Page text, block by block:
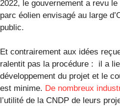
2022, le gouvernement a revu
parc éolien envisagé au large
public.
Et contrairement aux idées
ralentit pas la procédure : il a
développement du projet et le
est minime. De nombreux
l’utilité de la CNDP de leurs